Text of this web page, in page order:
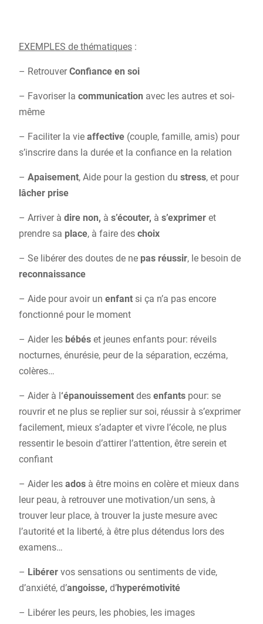
EXEMPLES de thématiques:
– RetrouverConfiance en soi
– Favoriser la communication avec les autres et soi-
même
– Faciliter la vie affective(couple, famille, amis) pour
s’inscrire dans la durée et la confiance en la relation
– Apaisement, Aide pour la gestion du stress, et pour
lâcher prise
– Arriver à dire non, à s’écouter, à s’exprimeret
prendre sa place, à faire des choix
– Se libérer des doutes de ne pas réussir, le besoin de
reconnaissance
– Aide pour avoir un enfantsi ça n’a pas encore
fonctionné pour le moment
– Aider les bébéset jeunes enfants pour: réveils
nocturnes, énurésie, peur de la séparation, eczéma,
colères…
– Aider à l‘épanouissement desenfantspour: se
rouvrir et ne plus se replier sur soi, réussir à s’exprimer
facilement, mieux s’adapter et vivre l’école, ne plus
ressentir le besoin d’attirer l’attention, être serein et
confiant
– Aider les adosà être moins en colère et mieux dans
leur peau, à retrouver une motivation/un sens, à
trouver leur place, à trouver la juste mesure avec
l’autorité et la liberté, à être plus détendus lors des
examens…
– Libérervos sensations ou sentiments de vide,
d’anxiété, d’angoisse, d’hyperémotivité
– Libérer les peurs, les phobies, les images